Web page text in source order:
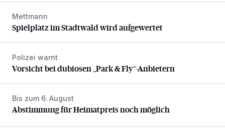
Spielplatz im Stadtwald wird aufgewertet
Mettmann
Spielplatz im Stadtwald wird aufgewertet
Vorsicht bei dubiosen „Park & Fly“-Anbietern
Polizei warnt
Vorsicht bei dubiosen „Park & Fly“-Anbietern
Abstimmung für Heimatpreis noch möglich
Bis zum 6. August
Abstimmung für Heimatpreis noch möglich